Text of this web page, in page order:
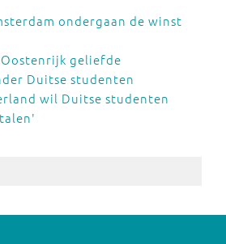
ondergaan de winst
geliefde
Duitse studenten
wil Duitse studenten